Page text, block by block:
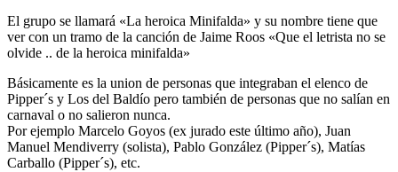
El grupo se llamará «La heroica Minifalda» y su nombre tiene que
ver con un tramo de la canción de Jaime Roos «Que el letrista no se
olvide .. de la heroica minifalda»
Básicamente es la union de personas que integraban el elenco de
Pipper´s y Los del Baldío pero también de personas que no salían en
carnaval o no salieron nunca.
Por ejemplo Marcelo Goyos (ex jurado este último año), Juan
Manuel Mendiverry (solista), Pablo González (Pipper´s), Matías
Carballo (Pipper´s), etc.